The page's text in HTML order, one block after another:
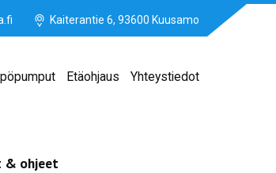
Kaiterantie 6, 93600 Kuusamo
Etäohjaus Yhteystiedot
& ohjeet